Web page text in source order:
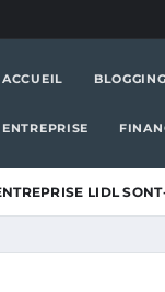
ACCUEIL BLOGGING
ENTREPRISE
LIDL